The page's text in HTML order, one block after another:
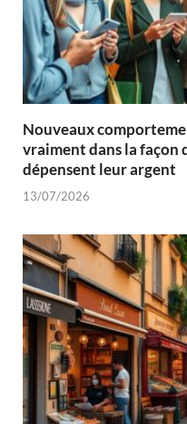
Nouveaux
vraiment dans la façon
dépensent leur argent
13/07/2026